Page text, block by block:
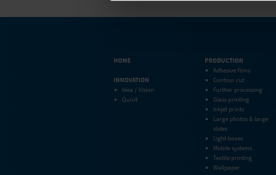
HOME
INNOVATION
Idea / Vision
Quixit
PRODUCTION
Adhesive films
Contour cut
Further processing
Glass printing
Inkjet prints
Large photos & large
slides
Light boxes
Mobile systems
Textile printing
Wallpaper